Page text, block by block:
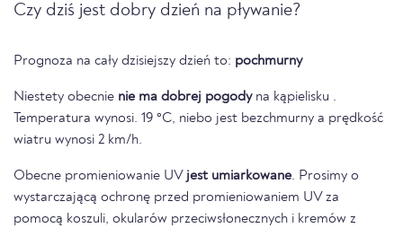
Czy dziś jest dobry dzień na pływanie?
Prognoza na cały dzisiejszy dzień to: pochmurny
Niestety obecnie nie ma dobrej pogodyna kąpielisku .
Temperatura wynosi. 19 °C, niebo jest bezchmurny a prędkość
wiatru wynosi 2 km/h.
Obecne promieniowanie UV jest umiarkowane. Prosimy o
wystarczającą ochronę przed promieniowaniem UV za
pomocą koszuli, okularów przeciwsłonecznych i kremów z